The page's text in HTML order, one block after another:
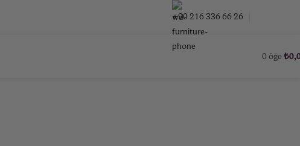
+90 216 336 66 26
0 öğe ₺